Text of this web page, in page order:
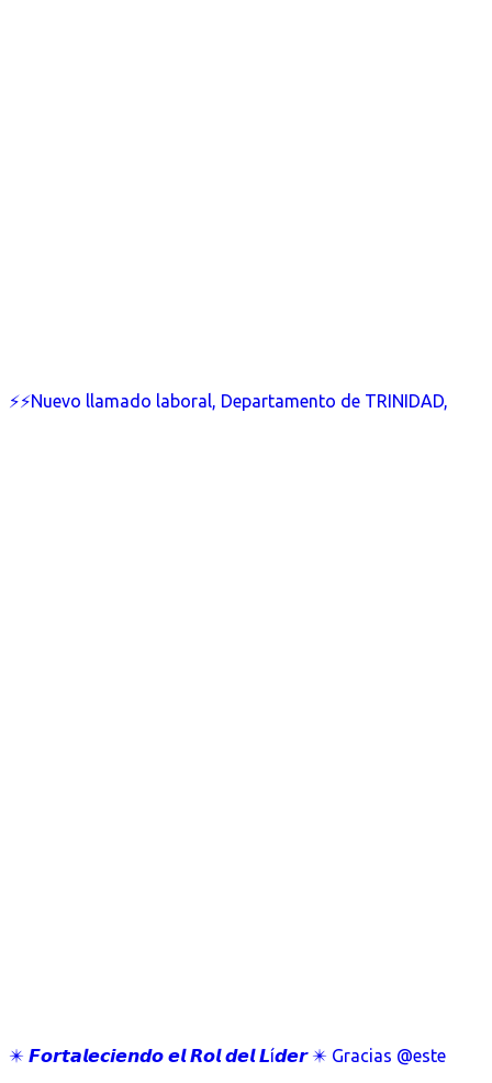
⚡⚡Nuevo llamado laboral, Departamento de TRINIDAD,
✴️ 𝙁𝙤𝙧𝙩𝙖𝙡𝙚𝙘𝙞𝙚𝙣𝙙𝙤 𝙚𝙡 𝙍𝙤𝙡 𝙙𝙚𝙡 𝙇í𝙙𝙚𝙧 ✴️ Gracias @este